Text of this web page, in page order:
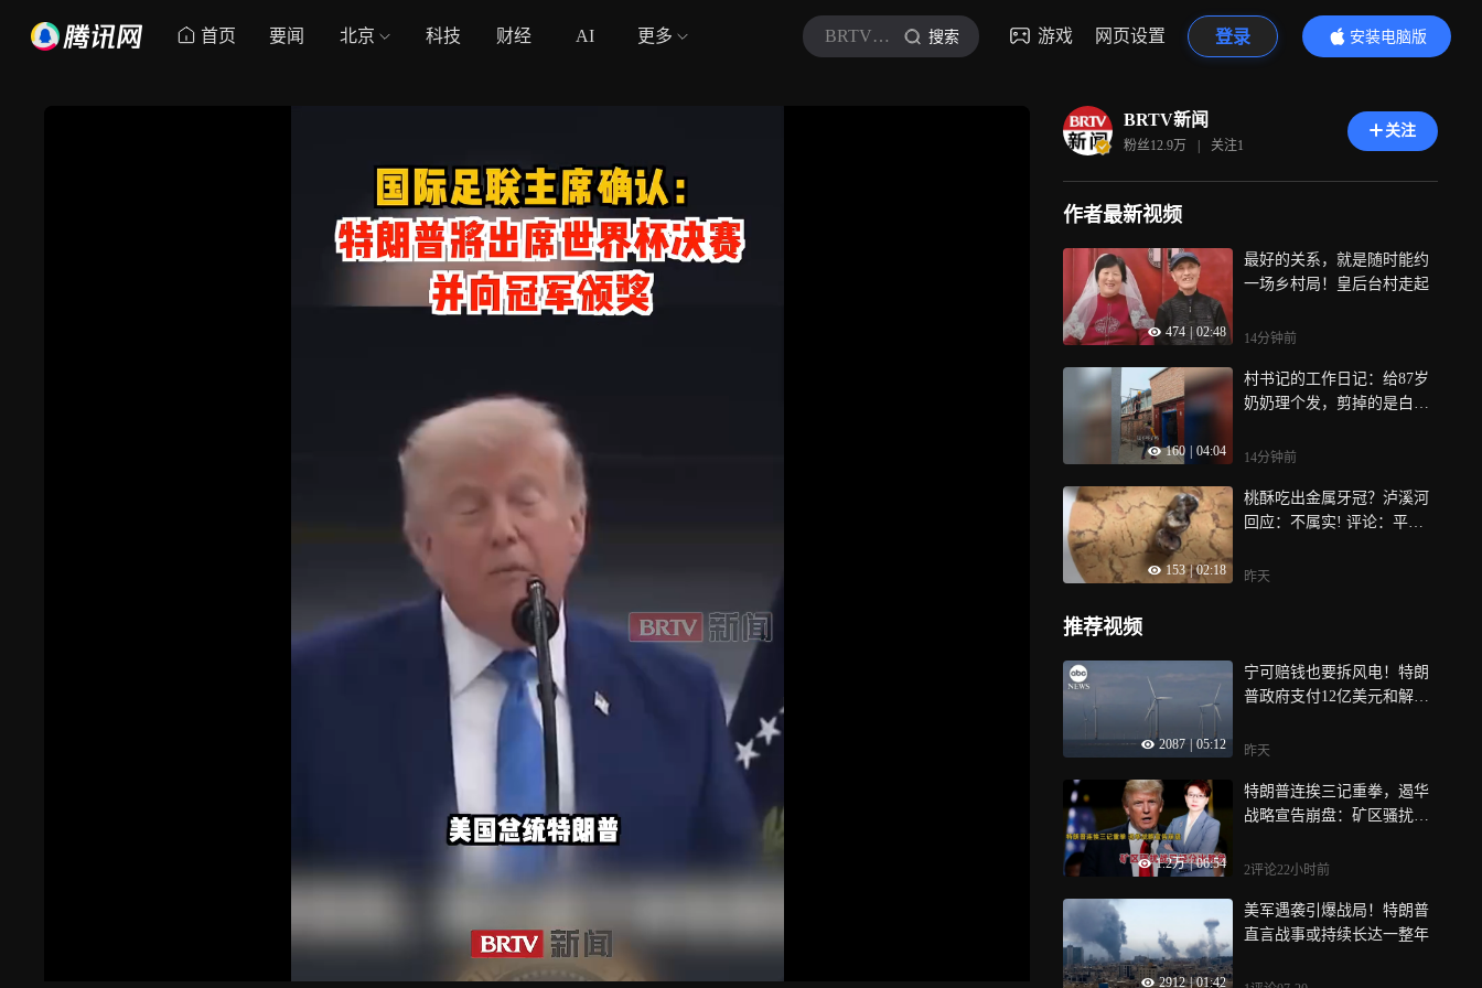
首页 要闻 北京 科技 财经 AI 更多 BRTV新闻 搜索 游戏 网页设置 登录
安装电脑版
内容更精彩
BRTV新闻
粉丝12.9万 | 关注1
关注
作者最新视频
474 02:48
最好的关系，就是随时能约
一场乡村局！皇后台村走起
14分钟前
160 04:04
村书记的工作日记：给87岁
奶奶理个发，剪掉的是白
14分钟前
153 | 02:18
桃酥吃出金属牙冠？泸溪河
回应：不属实! 评论：平台
昨天
推荐视频
2087 05:12
宁可赔钱也要拆风电！特朗
普政府支付12亿美元和解
昨天
1.2万 | 06:54
特朗普连挨三记重拳，遏华
战略宣告崩盘：矿区骚扰战
2评论22小时前
2912 | 01:42
美军遇袭引爆战局！特朗普
直言战事或持续长达一整年